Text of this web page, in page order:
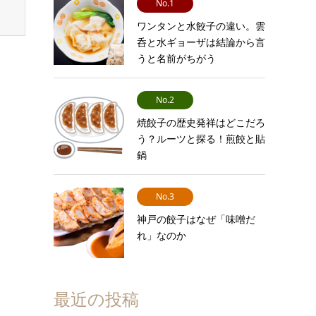
No.1
ワンタンと水餃子の違い。雲
呑と水ギョーザは結論から言
うと名前がちがう
No.2
焼餃子の歴史発祥はどこだろ
う？ルーツと探る！煎餃と貼
鍋
No.3
神戸の餃子はなぜ「味噌だ
れ」なのか
最近の投稿